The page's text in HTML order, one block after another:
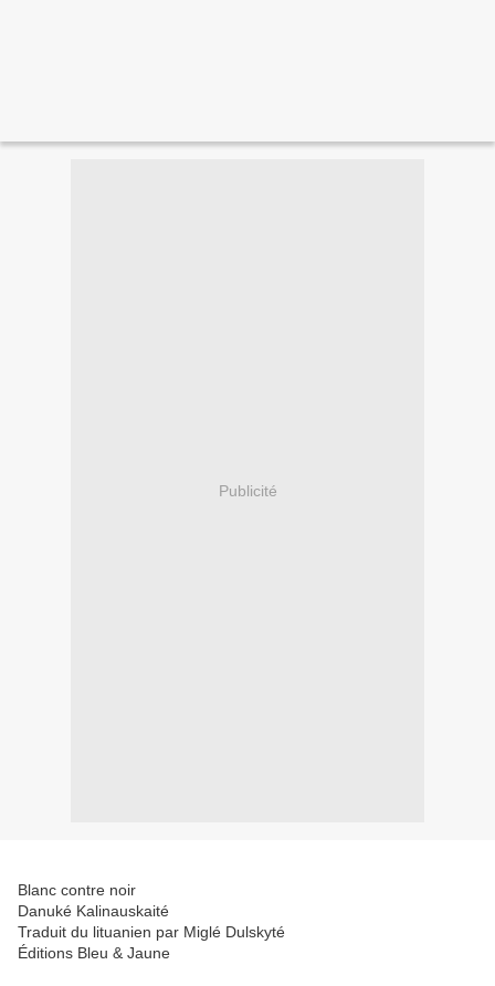
Publicité
Blanc contre noir
Danuké Kalinauskaité
Traduit du lituanien par Miglé Dulskyté
Éditions Bleu & Jaune